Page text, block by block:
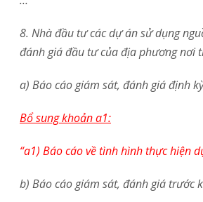
8. Nhà đầu tư các dự án sử dụng
đánh giá đầu tư của địa phương nơi
a) Báo cáo giám sát, đánh giá định
Bổ sung khoản a1:
“a1) Báo cáo về tình hình thực hiện
b) Báo cáo giám sát, đánh giá trước